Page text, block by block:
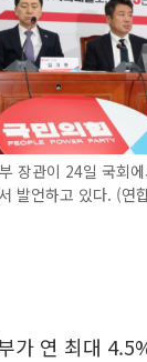
장관이 24일 국회
발언하고 있다. (연
가 연 최대